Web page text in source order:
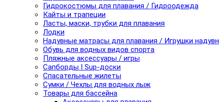
Гидрокостюмы для плавания / Гидроодежда
Кайты и трапеции
Ласты, маски, трубки для плавания
Лодки
Надувные матрасы для плавания / Игрушки
Обувь для водных видов спорта
Пляжные аксессуары / игры
Сапборды I Sup-доски
Спасательные жилеты
Сумки / Чехлы для водных лыж
Товары для бассейна